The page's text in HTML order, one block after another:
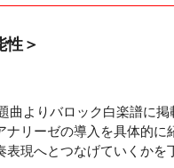
性＞
曲よりバロック白楽譜に
リーゼの導入を具体的に
現へとつなげていくかを